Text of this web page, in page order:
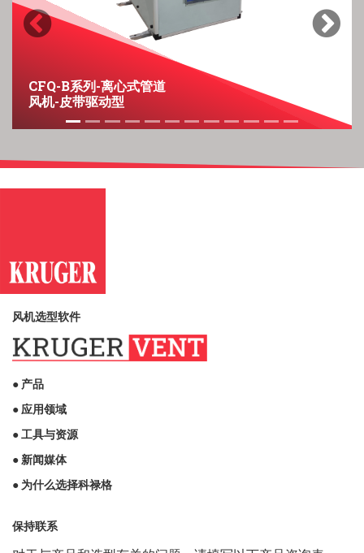
CFQ-B系列-离心式管道
风机-皮带驱动型
Previous Next
风机选型软件
● 产品
● 应用领域
● 工具与资源
● 新闻媒体
● 为什么选择科禄格
保持联系